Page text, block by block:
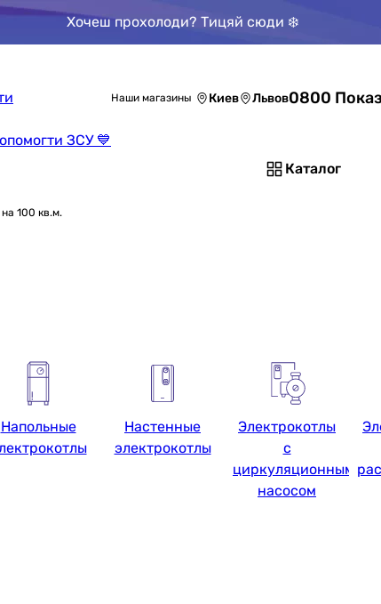
Хочеш прохолоди? Тицяй сюди ❄️
ЗСУ 💙
Наши магазины Киев Львов0800
Каталог
100 кв.м.
Напольные
Настенные
электрокотлы
Электрокотлы
с
циркуляционным
насосом